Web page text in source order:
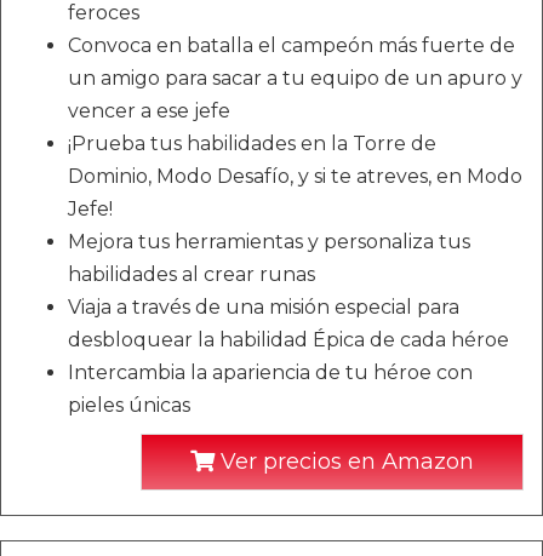
feroces
Convoca en batalla el campeón más fuerte de
un amigo para sacar a tu equipo de un apuro y
vencer a ese jefe
¡Prueba tus habilidades en la Torre de
Dominio, Modo Desafío, y si te atreves, en Modo
Jefe!
Mejora tus herramientas y personaliza tus
habilidades al crear runas
Viaja a través de una misión especial para
desbloquear la habilidad Épica de cada héroe
Intercambia la apariencia de tu héroe con
pieles únicas
Ver precios en Amazon